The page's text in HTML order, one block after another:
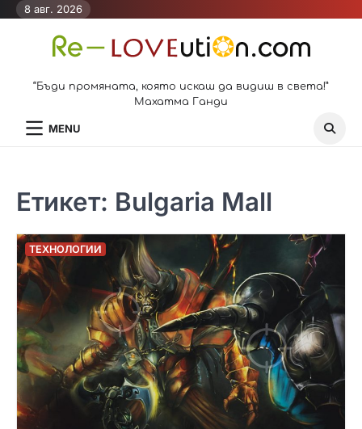
Skip8 авг. 2026
“Бъди промяната, която искаш да видиш в света!”
Махатма Ганди
MENU
Етикет: Bulgaria Mall
ТЕХНОЛОГИИ